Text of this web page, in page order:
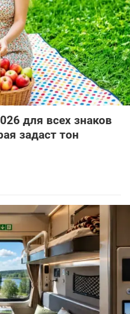
для всех знаков
задаст тон